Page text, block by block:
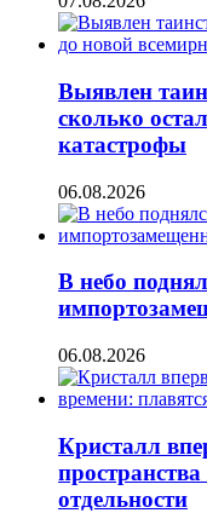
Выявлен
сколько
катастрофы
06.08.2026
В небо
06.08.2026
Кристалл
отдельности